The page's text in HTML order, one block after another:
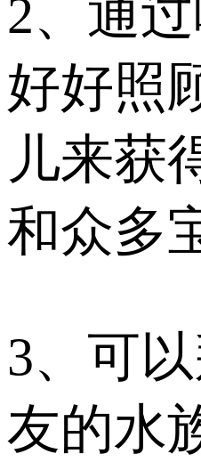
2、通
好好照
儿来获
和众多
3、可
友的水